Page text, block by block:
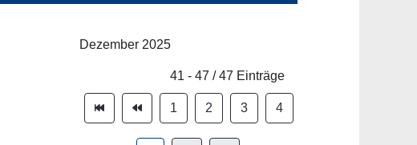
Dezember 2025
Limite der Paginierungsliste
41 - 47 / 47 Einträge
1 2 3 4